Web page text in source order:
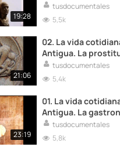
19:28
tusdocumentales
5,5k
21:06
02. La vida
Antigua. La
tusdocumentales
5,4k
23:19
01. La vida
Antigua. La
tusdocumentales
5,8k